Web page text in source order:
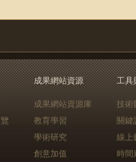
成果網站資源
成果網站資源庫
教育學習
學術研究
創意加值
工具
技術
關鍵
線上
時間